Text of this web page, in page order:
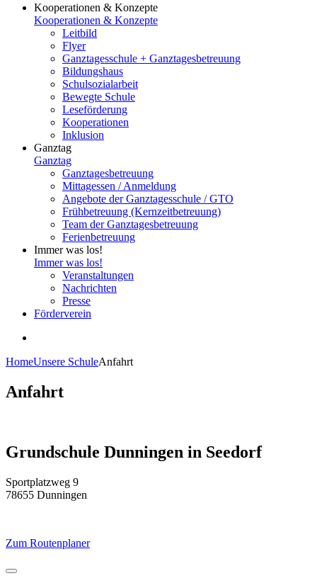
Kooperationen & Konzepte
Kooperationen & Konzepte
Leitbild
Flyer
Ganztagesschule + Ganztagesbetreuung
Bildungshaus
Schulsozialarbeit
Bewegte Schule
Leseförderung
Kooperationen
Inklusion
Ganztag
Ganztag
Ganztagesbetreuung
Mittagessen / Anmeldung
Angebote der Ganztagesschule / GTO
Frühbetreuung (Kernzeitbetreuung)
Team der Ganztagesbetreuung
Ferienbetreuung
Immer was los!
Immer was los!
Veranstaltungen
Nachrichten
Presse
Förderverein
HomeUnsere SchuleAnfahrt
Anfahrt
Grundschule Dunningen in Seedorf
Sportplatzweg 9
78655 Dunningen
Zum Routenplaner